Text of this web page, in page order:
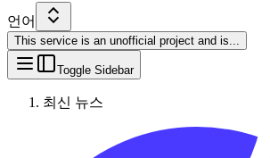
언어
This service is an unofficial project and is...
Toggle Sidebar
최신 뉴스